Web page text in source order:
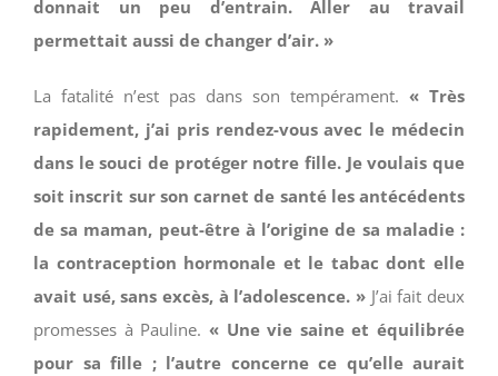
donnait un peu d’entrain. Aller au travail
permettait aussi de changer d’air. »
La fatalité n’est pas dans son tempérament. « Très
rapidement, j’ai pris rendez-vous avec le médecin
dans le souci de protéger notre fille. Je voulais que
soit inscrit sur son carnet de santé les antécédents
de sa maman, peut-être à l’origine de sa maladie :
la contraception hormonale et le tabac dont elle
avait usé, sans excès, à l’adolescence. » J’ai fait deux
promesses à Pauline. « Une vie saine et équilibrée
pour sa fille ; l’autre concerne ce qu’elle aurait